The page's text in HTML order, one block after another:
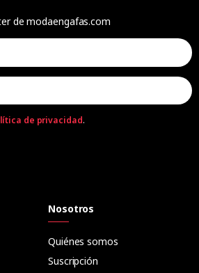
de modaengafas.com
de privacidad.
Nosotros
Quiénes somos
Suscripción